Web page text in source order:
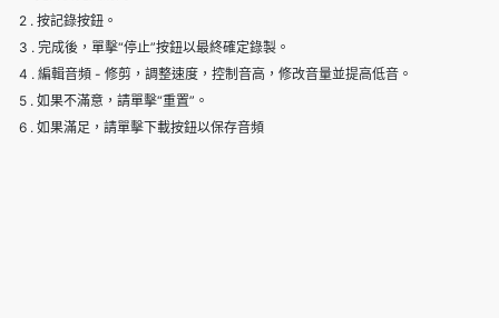
2 . 按記錄按鈕。
3 . 完成後，單擊“停止”按鈕以最終確定錄製。
4 . 編輯音頻 - 修剪，調整速度，控制音高，修改音量並提高低音。
5 . 如果不滿意，請單擊“重置”。
6 . 如果滿足，請單擊下載按鈕以保存音頻